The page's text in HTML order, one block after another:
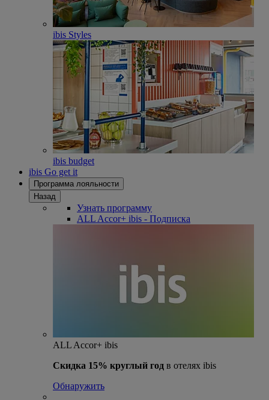
ibis Styles
ibis budget
ibis Go get it
Программа лояльности
Назад
Узнать программу
ALL Accor+ ibis - Подписка
ALL Accor+ ibis
Скидка 15% круглый год в отелях ibis
Обнаружить